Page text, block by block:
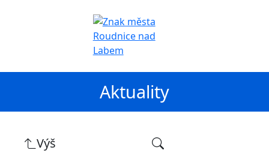
Aktuality
Výš